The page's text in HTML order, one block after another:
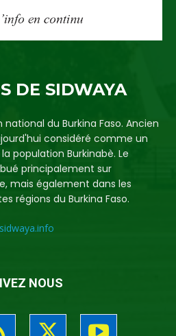
DE SIDWAYA
du Burkina Faso. Ancien
considéré comme un
population Burkinabè. Le
principalement sur
mais également dans les
régions du Burkina Faso.
NOUS